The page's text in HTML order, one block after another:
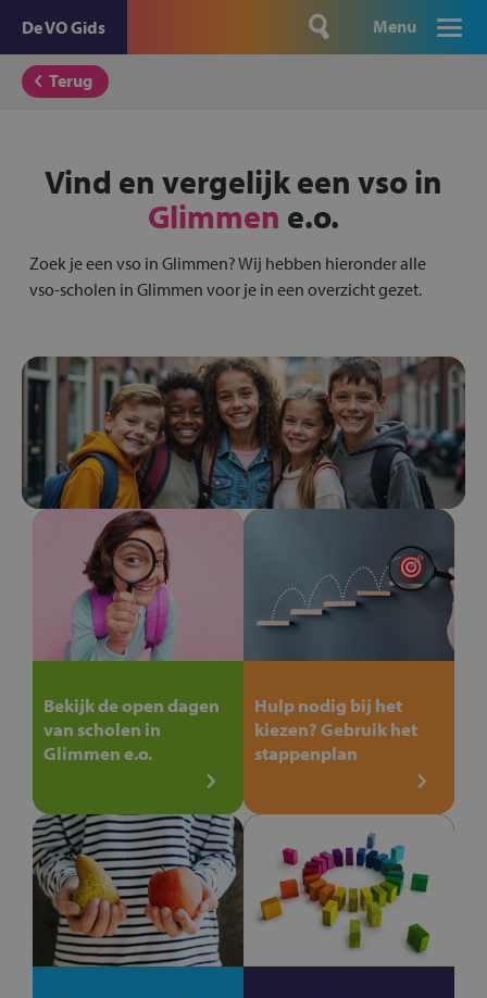
De VO Gids Menu
Terug
Vind en vergelijk een vso in
Glimmen e.o.
Zoek je een vso in Glimmen? Wij hebben hieronder alle
vso-scholen in Glimmen voor je in een overzicht gezet.
Bekijk de open dagen
van scholen in
Glimmen e.o.
Hulp nodig bij het
kiezen? Gebruik het
stappenplan